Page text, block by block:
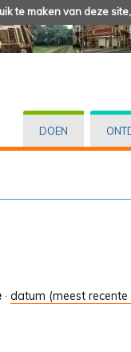
te maken van deze
DOEN
· datum (meest recente